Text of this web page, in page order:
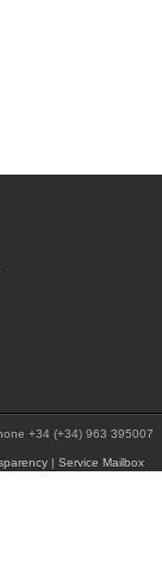
+34 (+34) 963 395007
|Service Mailbox